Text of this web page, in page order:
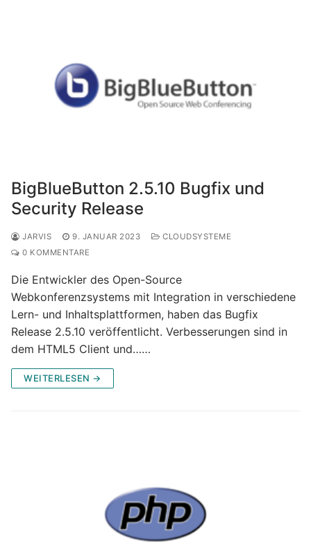
BigBlueButton 2.5.10 Bugfix und
Security Release
JARVIS 9. JANUAR 2023
CLOUDSYSTEME
0 KOMMENTARE
Die Entwickler des Open-Source
Webkonferenzsystems mit Integration in verschiedene
Lern- und Inhaltsplattformen, haben das Bugfix
Release 2.5.10 veröffentlicht. Verbesserungen sind in
dem HTML5 Client und……
WEITERLESEN →